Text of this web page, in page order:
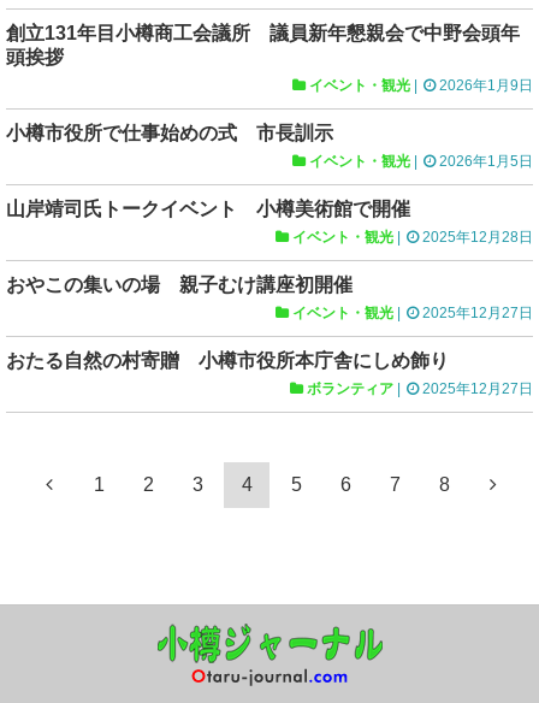
創立131年目小樽商工会議所 議員新年懇親会で中野会頭年
頭挨拶
イベント・観光| 2026年1月9日
小樽市役所で仕事始めの式 市長訓示
イベント・観光| 2026年1月5日
山岸靖司氏トークイベント 小樽美術館で開催
イベント・観光| 2025年12月28日
おやこの集いの場 親子むけ講座初開催
イベント・観光| 2025年12月27日
おたる自然の村寄贈 小樽市役所本庁舎にしめ飾り
ボランティア| 2025年12月27日
1 2 3 4 5 6 7 8